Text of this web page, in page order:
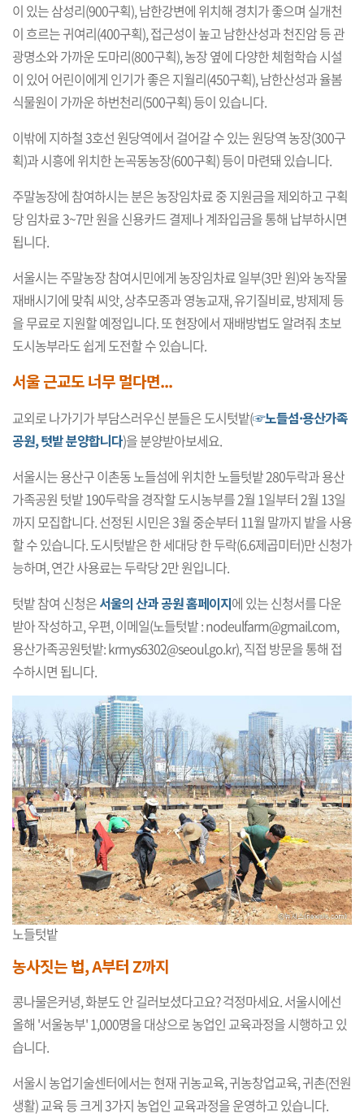
이 있는 삼성리(900구획), 남한강변에 위치해 경치가 좋으며 실개천
이 흐르는 귀여리(400구획), 접근성이 높고 남한산성과 천진암 등 관
광명소와 가까운 도마리(800구획), 농장 옆에 다양한 체험학습 시설
이 있어 어린이에게 인기가 좋은 지월리(450구획), 남한산성과 율봄
식물원이 가까운 하번천리(500구획) 등이 있습니다.
이밖에 지하철 3호선 원당역에서 걸어갈 수 있는 원당역 농장(300구
획)과 시흥에 위치한 논곡동농장(600구획) 등이 마련돼 있습니다.
주말농장에 참여하시는 분은 농장임차료 중 지원금을 제외하고 구획
당 임차료 3~7만 원을 신용카드 결제나 계좌입금을 통해 납부하시면
됩니다.
서울시는 주말농장 참여시민에게 농장임차료 일부(3만 원)와 농작물
재배시기에 맞춰 씨앗, 상추모종과 영농교재, 유기질비료, 방제제 등
을 무료로 지원할 예정입니다. 또 현장에서 재배방법도 알려줘 초보
도시농부라도 쉽게 도전할 수 있습니다.
서울 근교도 너무 멀다면...
교외로 나가기가 부담스러우신 분들은 도시텃밭(☞노들섬·용산가족
공원, 텃밭 분양합니다)을 분양받아보세요.
서울시는 용산구 이촌동 노들섬에 위치한 노들텃밭 280두락과 용산
가족공원 텃밭 190두락을 경작할 도시농부를 2월 1일부터 2월 13일
까지 모집합니다. 선정된 시민은 3월 중순부터 11월 말까지 밭을 사용
할 수 있습니다. 도시텃밭은 한 세대당 한 두락(6.6제곱미터)만 신청가
능하며, 연간 사용료는 두락당 2만 원입니다.
텃밭 참여 신청은서울의 산과 공원 홈페이지에 있는 신청서를 다운
받아 작성하고, 우편, 이메일(노들텃밭 :nodeulfarm@gmail.com,
용산가족공원텃밭:krmys6302@seoul.go.kr), 직접 방문을 통해 접
수하시면 됩니다.
노들텃밭
농사짓는 법, A부터 Z까지
콩나물은커녕, 화분도 안 길러보셨다고요? 걱정마세요. 서울시에선
올해 '서울농부' 1,000명을 대상으로 농업인 교육과정을 시행하고 있
습니다.
서울시 농업기술센터에서는 현재 귀농교육, 귀농창업교육, 귀촌(전원
생활) 교육 등 크게 3가지 농업인 교육과정을 운영하고 있습니다.